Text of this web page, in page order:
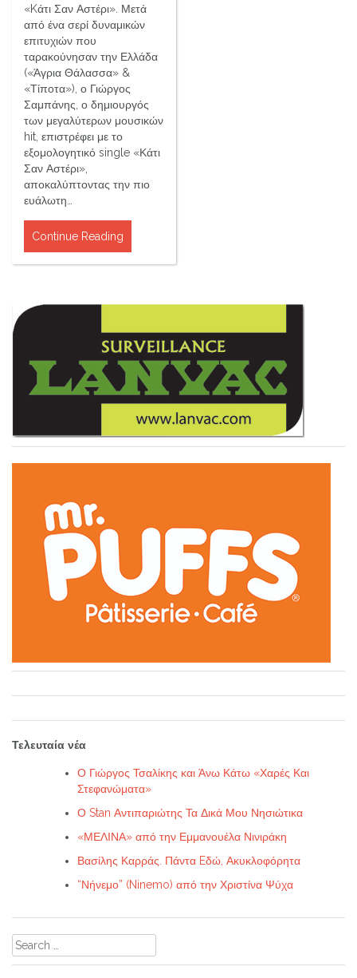
«Kάτι Σαν Αστέρι». Μετά
από ένα σερί δυναμικών
επιτυχιών που
ταρακούνησαν την Ελλάδα
(«Άγρια Θάλασσα» &
«Τίποτα»), ο Γιώργος
Σαμπάνης, ο δημιουργός
των μεγαλύτερων μουσικών
hit, επιστρέφει με το
εξομολογητικό single «Κάτι
Σαν Αστέρι»,
αποκαλύπτοντας την πιο
ευάλωτη…
Continue Reading
Τελευταία νέα
Ο Γιώργος Τσαλίκης και Άνω Κάτω «Χαρές Και
Στεφανώματα»
Ο Stan Αντιπαριώτης Τα Δικά Μου Νησιώτικα
«ΜΕΛΙΝΑ» από την Εμμανουέλα Νινιράκη
Βασίλης Καρράς. Πάντα Eδώ, Ακυκλοφόρητα
“Νήνεμο” (Ninemo) από την Χριστίνα Ψύχα
Search
for: